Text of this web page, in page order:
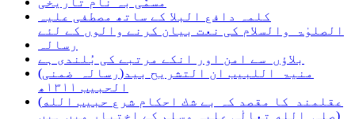
کلمہ دافع البلا کے ساتھ مصطفی علیہ
الصلوٰۃ والسلام کی نعت بیان کرنے والوں کے لئے
رسالہ
بلاؤں سے امن اور انکے مرتبے کی بُلندی ہے
(رسالہ ضمنی)منیۃ اللبیب ان التشریح بید
الحبیب ۱۳۱۱ھ
(عقلمند کا مقصد کہ بے شك احکام شرع حبیب الله
صلی الله تعالٰی علیہ وسلم کے اختیار میں ہیں)